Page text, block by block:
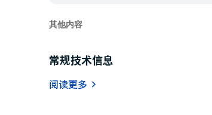
其他内容
常规技术信息
阅读更多